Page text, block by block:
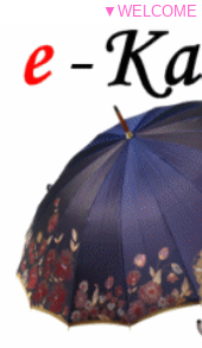
▼WELCOME